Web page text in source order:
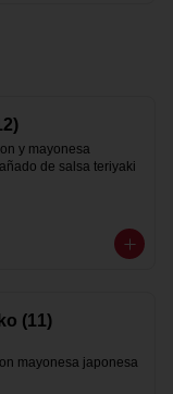
y mayonesa
de salsa teriyaki
(11)
mayonesa japonesa